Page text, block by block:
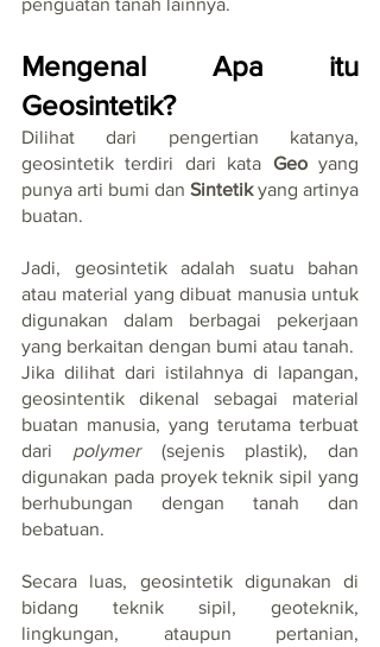
penguatan tanah lainnya.
Mengenal Apa itu
Geosintetik?
Dilihat dari pengertian katanya,
geosintetik terdiri dari kata Geo yang
punya arti bumi dan Sintetik yang artinya
buatan.
Jadi, geosintetik adalah suatu bahan
atau material yang dibuat manusia untuk
digunakan dalam berbagai pekerjaan
yang berkaitan dengan bumi atau tanah.
Jika dilihat dari istilahnya di lapangan,
geosintentik dikenal sebagai material
buatan manusia, yang terutama terbuat
dari polymer (sejenis plastik), dan
digunakan pada proyek teknik sipil yang
berhubungan dengan tanah dan
bebatuan.
Secara luas, geosintetik digunakan di
bidang teknik sipil, geoteknik,
lingkungan, ataupun pertanian,